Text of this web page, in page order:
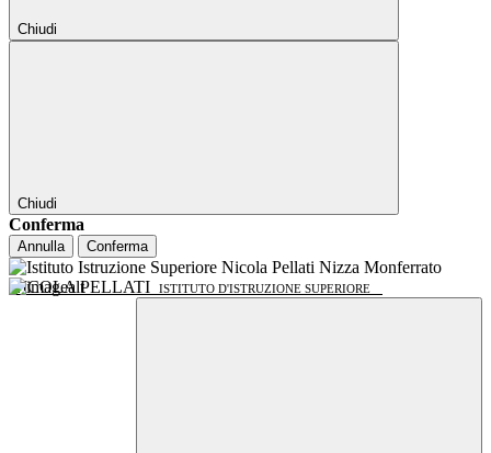
Chiudi
Chiudi
Conferma
Annulla Conferma
NICOLA PELLATI ISTITUTO D'ISTRUZIONE SUPERIORE